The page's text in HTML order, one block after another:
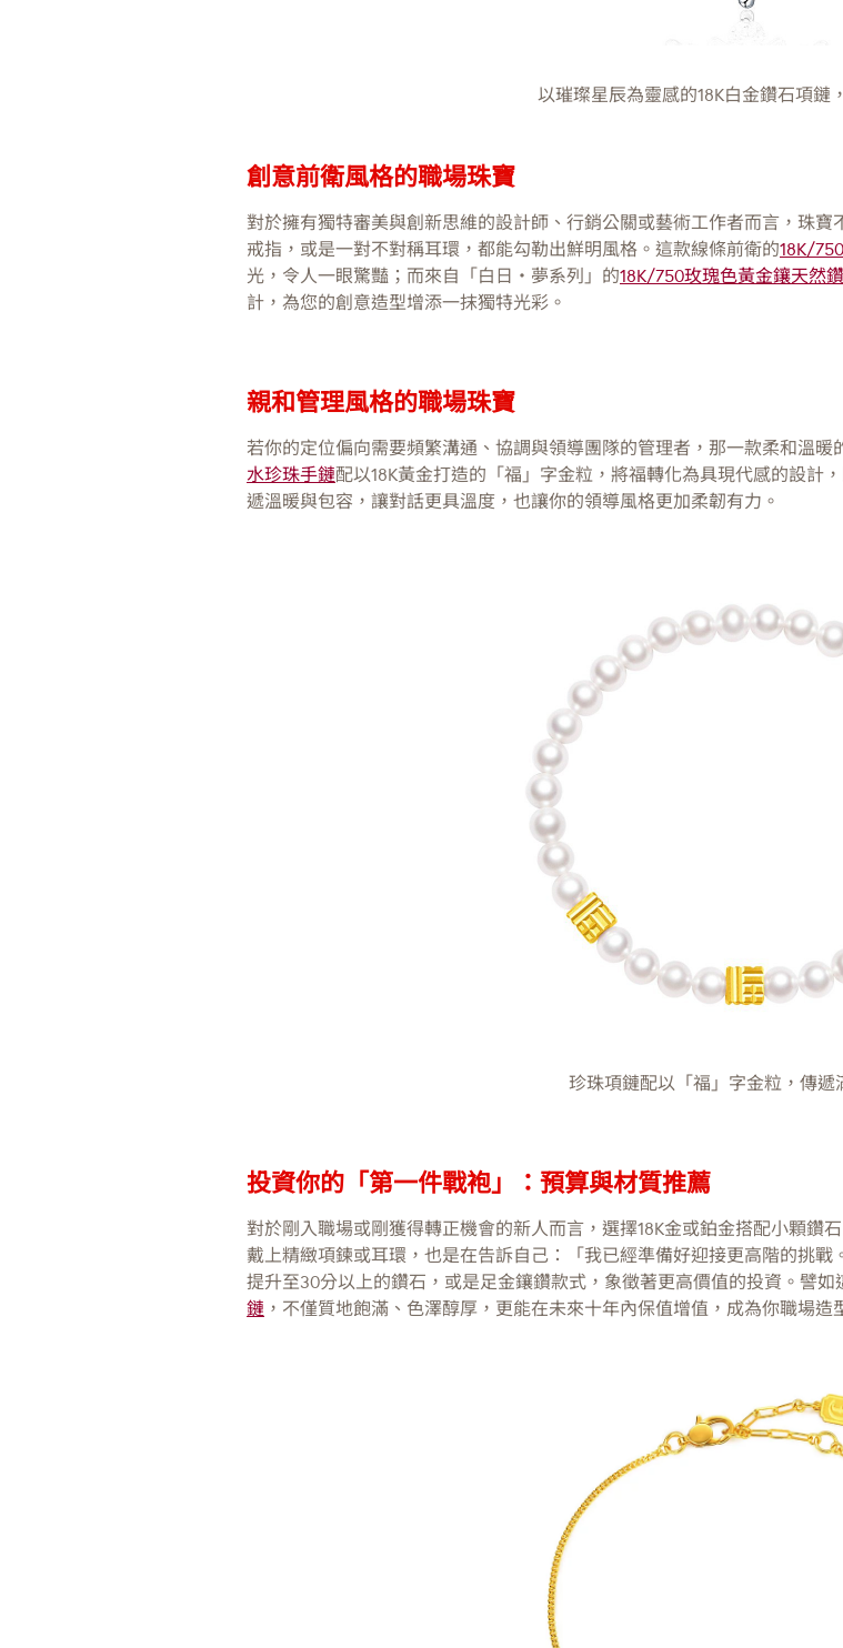
以璀璨星辰為靈感的18K白金鑽石項鏈
創意前衛風格的職場珠寶
對於擁有獨特審美與創新思維的設計師、行銷公關或藝術工作者而言，珠
戒指，或是一對不對稱耳環，都能勾勒出鮮明風格。這款線條前衛的18K/
光，令人一眼驚豔；而來自「白日‧夢系列」的18K/750玫瑰色黃金鑲天然
計，為您的創意造型增添一抹獨特光彩。
親和管理風格的職場珠寶
若你的定位偏向需要頻繁溝通、協調與領導團隊的管理者，那一款柔和溫
水珍珠手鏈配以18K黃金打造的「福」字金粒，將福轉化為具現代感的設計
遞溫暖與包容，讓對話更具溫度，也讓你的領導風格更加柔韌有力。
珍珠項鏈配以「福」字金粒，傳遞
投資你的「第一件戰袍」：預算與材質推薦
對於剛入職場或剛獲得轉正機會的新人而言，選擇18K金或鉑金搭配小顆鑽
戴上精緻項鍊或耳環，也是在告訴自己：「我已經準備好迎接更高階的挑
提升至30分以上的鑽石，或是足金鑲鑽款式，象徵著更高價值的投資。譬
鏈 ，不僅質地飽滿、色澤醇厚，更能在未來十年內保值增值，成為你職場造